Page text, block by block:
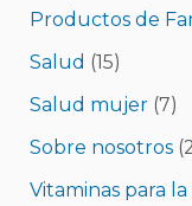
Productos de
Salud (15)
Salud mujer(7)
Sobre nosotros
Vitaminas para la